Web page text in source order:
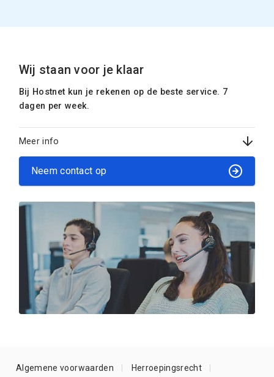
Wij staan voor je klaar
Bij Hostnet kun je rekenen op de beste service. 7
dagen per week.
Meer info
Neem contact op
Algemene voorwaarden Herroepingsrecht